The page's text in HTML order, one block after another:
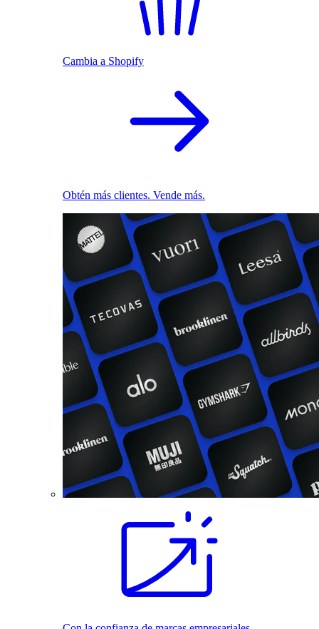
Cambia a Shopify
Obtén más clientes. Vende más.